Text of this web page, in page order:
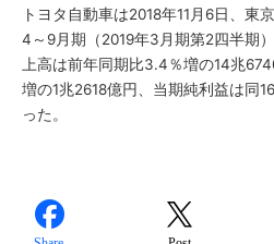
トヨタ自動車は2018年11月6日、東
4～9月期（2019年3月期第2四半期
上高は前年同期比3.4％増の14兆
増の1兆2618億円、当期純利益は同
った。